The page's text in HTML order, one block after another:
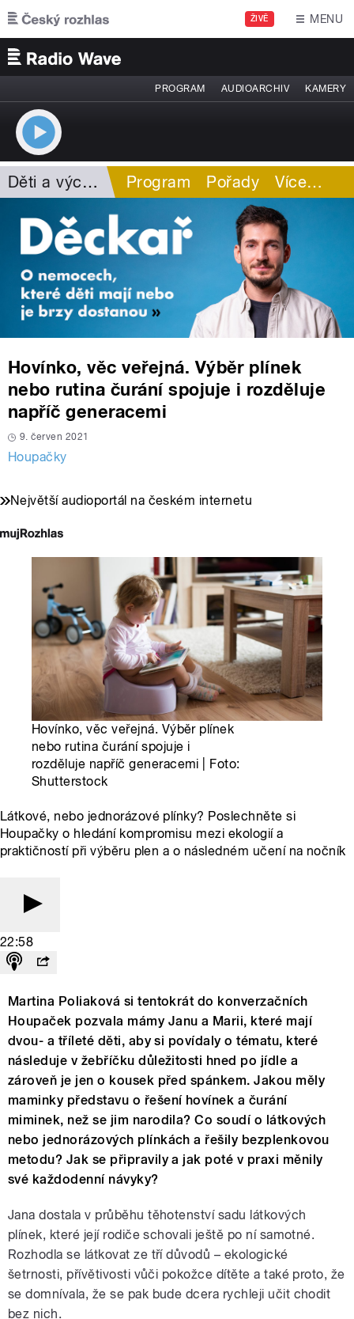
Přejít k hlavnímu obsahu
ŽIVĚ MENU
PROGRAM AUDIOARCHIV KAMERY
Děti a výchova Program Pořady Více…
Hovínko, věc veřejná. Výběr plínek
nebo rutina čurání spojuje i rozděluje
napříč generacemi
9. červen 2021
Houpačky
Největší audioportál na českém internetu
Hovínko, věc veřejná. Výběr plínek
nebo rutina čurání spojuje i
rozděluje napříč generacemi | Foto:
Shutterstock
Látkové, nebo jednorázové plínky? Poslechněte si
Houpačky o hledání kompromisu mezi ekologií a
praktičností při výběru plen a o následném učení na nočník
22:58
Martina Poliaková si tentokrát do konverzačních
Houpaček pozvala mámy Janu a Marii, které mají
dvou- a tříleté děti, aby si povídaly o tématu, které
následuje v žebříčku důležitosti hned po jídle a
zároveň je jen o kousek před spánkem. Jakou měly
maminky představu o řešení hovínek a čurání
miminek, než se jim narodila? Co soudí o látkových
nebo jednorázových plínkách a řešily bezplenkovou
metodu? Jak se připravily a jak poté v praxi měnily
své každodenní návyky?
Jana dostala v průběhu těhotenství sadu látkových
plínek, které její rodiče schovali ještě po ní samotné.
Rozhodla se látkovat ze tří důvodů – ekologické
šetrnosti, přívětivosti vůči pokožce dítěte a také proto, že
se domnívala, že se pak bude dcera rychleji učit chodit
bez nich.